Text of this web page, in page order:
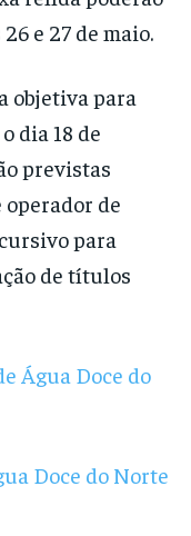
e 27 de maio.
objetiva para
dia 18 de
previstas
de
para
de títulos
Água Doce do
Doce do Norte